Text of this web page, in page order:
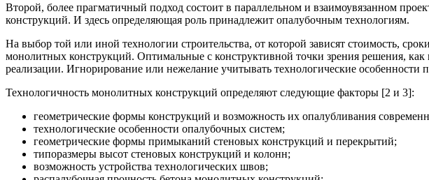
Второй, более прагматичный подход состоит в параллельном и взаимоувязанном
конструкций. И здесь определяющая роль принадлежит опалубочным технологиям.
На выбор той или иной технологии строительства, от которой зависят стоимость,
монолитных конструкций. Оптимальные с конструктивной точки зрения решения,
реализации. Игнорирование или нежелание учитывать технологические
Технологичность монолитных конструкций определяют следующие факторы [2 и 3]:
геометрические формы конструкций и возможность их опалубливания
технологические особенности опалубочных систем;
геометрические формы примыканий стеновых конструкций и перекрытий;
типоразмеры высот стеновых конструкций и колонн;
возможность устройства технологических швов;